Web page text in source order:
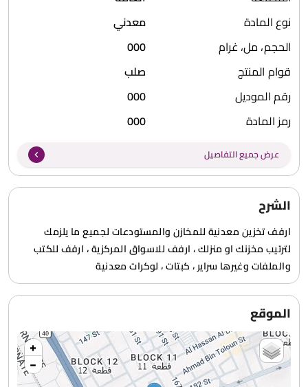
نوع المادة
معدني
الحجم، مل، غرام
000
قوام المنتج
صلب
رقم الموديل
000
رمز المادة
000
عرض جميع التفاصيل
الشرح
ارفف تخزين معدنية للمخازن والمستودعات لجميع ما يلزمك
لترتيب مخزنك او منزلك ، ارفف للاسواق المركزية ، ارفف للكتب
والملفات وغيرها سراير ، كبتات ، لوكرات معدنية
الموقع
+
−